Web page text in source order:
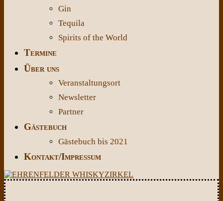
Gin
Tequila
Spirits of the World
Termine
Über uns
Veranstaltungsort
Newsletter
Partner
Gästebuch
Gästebuch bis 2021
Kontakt/Impressum